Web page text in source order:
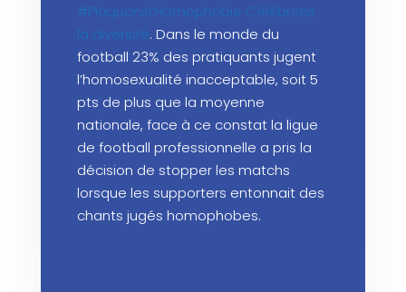
#Plaquonsl’Homophobie Célébrons
la diversité. Dans le monde du
football 23% des pratiquants jugent
l’homosexualité inacceptable, soit 5
pts de plus que la moyenne
nationale, face à ce constat la ligue
de football professionnelle a pris la
décision de stopper les matchs
lorsque les supporters entonnait des
chants jugés homophobes.